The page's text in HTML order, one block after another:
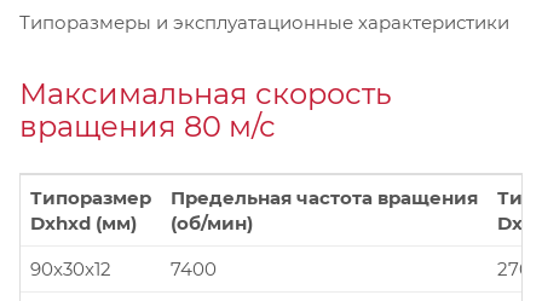
Типоразмеры и эксплуатационные характеристики
Максимальная скорость
вращения 80 м/с
Типоразмер
Dxhxd (мм)
Предельная частота вращения
(об/мин)
90x30x12
7400